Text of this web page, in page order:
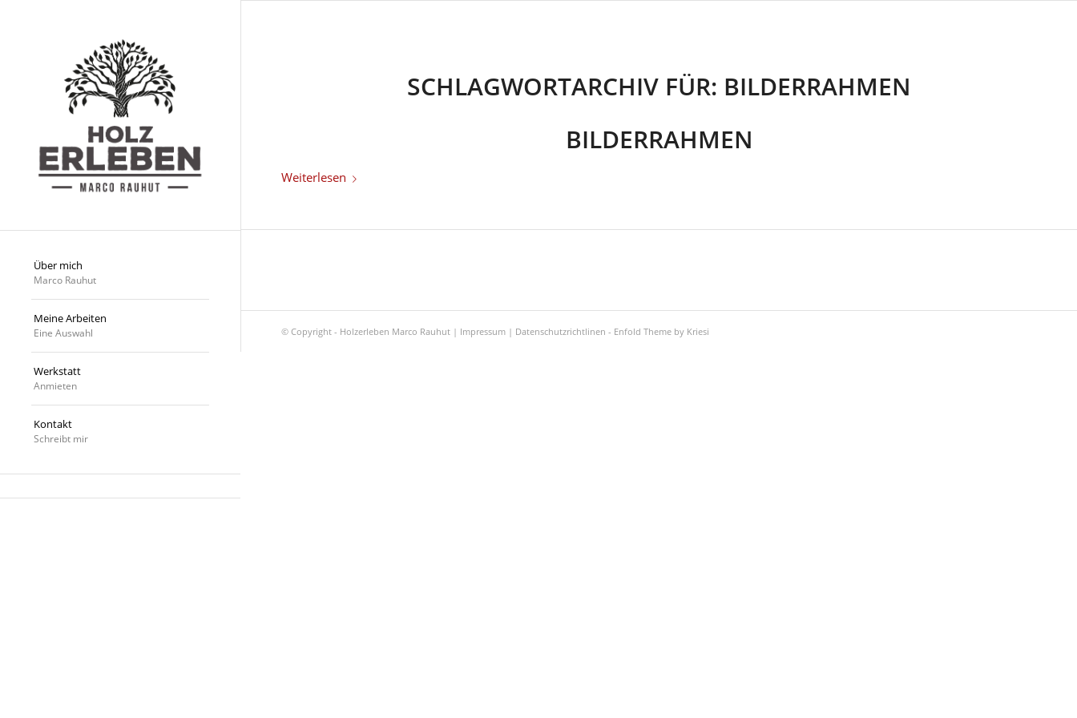
Über mich
Marco Rauhut
Meine Arbeiten
Eine Auswahl
Werkstatt
Anmieten
Kontakt
Schreibt mir
SCHLAGWORTARCHIV FÜR: BILDERRAHMEN
BILDERRAHMEN
Weiterlesen
© Copyright - Holzerleben Marco Rauhut | Impressum | Datenschutzrichtlinen - Enfold Theme by Kriesi